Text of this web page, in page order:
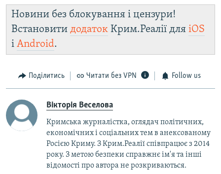
Новини без блокування і цензури!
Встановити додаток Крим.Реалії для iOS
і Android.
Поділитись Читати без VPN Follow us
Вікторія Веселова
Кримська журналістка, оглядач політичних,
економічних і соціальних тем в анексованому
Росією Криму. З Крим.Реалії співпрацює з 2014
року. З метою безпеки справжнє ім'я та інші
відомості про автора не розкриваються.